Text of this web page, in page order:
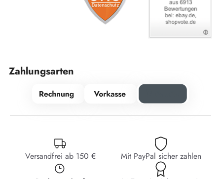
Zahlungsarten
Versandfrei ab 150 € Mit PayPal sicher zahlen